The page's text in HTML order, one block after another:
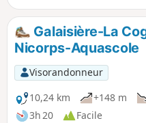
Galaisière-La
Nicorps-Aquascole
Visorandonneur
10,24 km
+148 m
3h 20
Facile